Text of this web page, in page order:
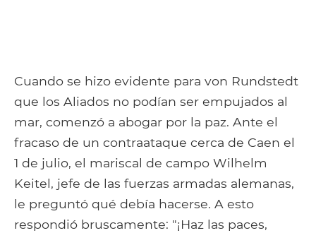
Cuando se hizo evidente para von Rundstedt
que los Aliados no podían ser empujados al
mar, comenzó a abogar por la paz. Ante el
fracaso de un contraataque cerca de Caen el
1 de julio, el mariscal de campo Wilhelm
Keitel, jefe de las fuerzas armadas alemanas,
le preguntó qué debía hacerse. A esto
respondió bruscamente: "¡Haz las paces,